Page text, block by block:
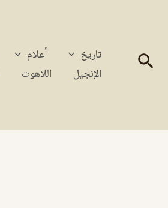
البحث تاريخ أعلام
الإنجيل
اللاهوت